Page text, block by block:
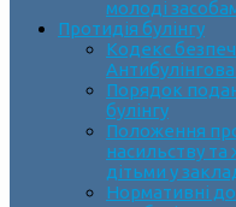
молоді
Протидія булінгу
Кодекс
Порядок
булінгу
Положення
насильству
дітьми у
Нормативні